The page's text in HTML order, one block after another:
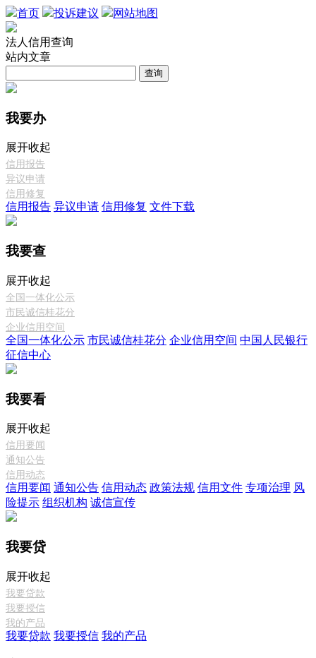
首页 投诉建议 网站地图
法人信用查询
站内文章
查询
我要办
展开收起
信用报告
异议申请
信用修复
信用报告 异议申请 信用修复 文件下载
我要查
展开收起
全国一体化公示
市民诚信桂花分
企业信用空间
全国一体化公示 市民诚信桂花分 企业信用空间 中国人民银行
征信中心
我要看
展开收起
信用要闻
通知公告
信用动态
信用要闻 通知公告 信用动态 政策法规 信用文件 专项治理 风
险提示 组织机构 诚信宣传
我要贷
展开收起
我要贷款
我要授信
我的产品
我要贷款 我要授信 我的产品